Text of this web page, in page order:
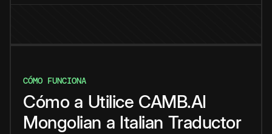
CÓMO FUNCIONA
Cómo a Utilice CAMB.AI
Mongolian a Italian Traductor